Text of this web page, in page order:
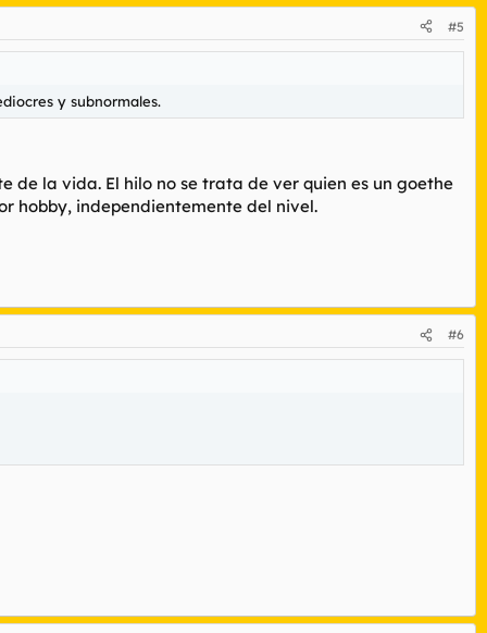
#5
y subnormales.
de la vida. El hilo no se trata de ver quien es un goethe
hobby, independientemente del nivel.
#6